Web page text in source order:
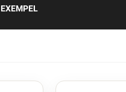
EXEMPEL